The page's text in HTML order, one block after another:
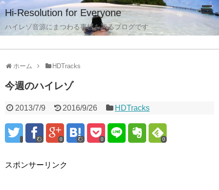
Hi-Resolution for Everyone
ハイレゾ音源にまつわる事柄を語るブログです
ホーム HDTracks
今週のハイレゾ
2013/7/9 2016/9/26 HDTracks
0 0 0
スポンサーリンク